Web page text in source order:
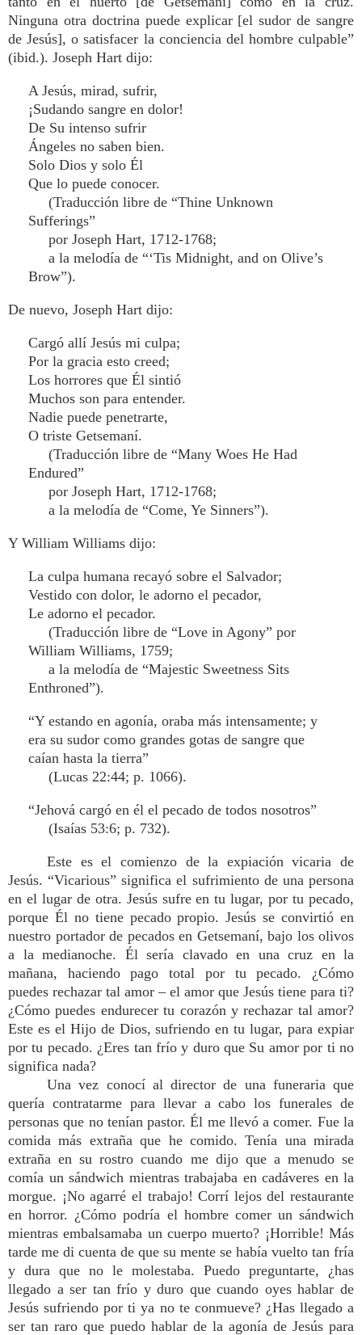
Ninguna otra doctrina puede explicar [el sudor de sangre
de Jesús], o satisfacer la conciencia del hombre culpable”
(ibid.). Joseph Hart dijo:
A Jesús, mirad, sufrir,
¡Sudando sangre en dolor!
De Su intenso sufrir
Ángeles no saben bien.
Solo Dios y solo Él
Que lo puede conocer.
(Traducción libre de “Thine Unknown
Sufferings”
por Joseph Hart, 1712-1768;
a la melodía de “‘Tis Midnight, and on Olive’s
Brow”).
De nuevo, Joseph Hart dijo:
Cargó allí Jesús mi culpa;
Por la gracia esto creed;
Los horrores que Él sintió
Muchos son para entender.
Nadie puede penetrarte,
O triste Getsemaní.
(Traducción libre de “Many Woes He Had
Endured”
por Joseph Hart, 1712-1768;
a la melodía de “Come, Ye Sinners”).
Y William Williams dijo:
La culpa humana recayó sobre el Salvador;
Vestido con dolor, le adorno el pecador,
Le adorno el pecador.
(Traducción libre de “Love in Agony” por
William Williams, 1759;
a la melodía de “Majestic Sweetness Sits
Enthroned”).
“Y estando en agonía, oraba más intensamente; y
era su sudor como grandes gotas de sangre que
caían hasta la tierra”
(Lucas 22:44; p. 1066).
“Jehová cargó en él el pecado de todos nosotros”
(Isaías 53:6; p. 732).
Este es el comienzo de la expiación vicaria de
Jesús. “Vicarious” significa el sufrimiento de una persona
en el lugar de otra. Jesús sufre en tu lugar, por tu pecado,
porque Él no tiene pecado propio. Jesús se convirtió en
nuestro portador de pecados en Getsemaní, bajo los olivos
a la medianoche. Él sería clavado en una cruz en la
mañana, haciendo pago total por tu pecado. ¿Cómo
puedes rechazar tal amor – el amor que Jesús tiene para ti?
¿Cómo puedes endurecer tu corazón y rechazar tal amor?
Este es el Hijo de Dios, sufriendo en tu lugar, para expiar
por tu pecado. ¿Eres tan frío y duro que Su amor por ti no
significa nada?
Una vez conocí al director de una funeraria que
quería contratarme para llevar a cabo los funerales de
personas que no tenían pastor. Él me llevó a comer. Fue la
comida más extraña que he comido. Tenía una mirada
extraña en su rostro cuando me dijo que a menudo se
comía un sándwich mientras trabajaba en cadáveres en la
morgue. ¡No agarré el trabajo! Corrí lejos del restaurante
en horror. ¿Cómo podría el hombre comer un sándwich
mientras embalsamaba un cuerpo muerto? ¡Horrible! Más
tarde me di cuenta de que su mente se había vuelto tan fría
y dura que no le molestaba. Puedo preguntarte, ¿has
llegado a ser tan frío y duro que cuando oyes hablar de
Jesús sufriendo por ti ya no te conmueve? ¿Has llegado a
ser tan raro que puedo hablar de la agonía de Jesús para